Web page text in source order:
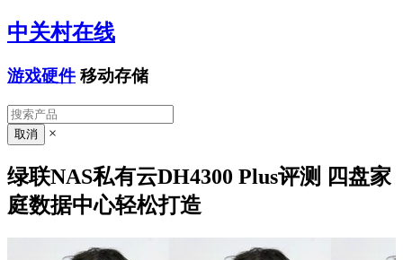
中关村在线
游戏硬件 移动存储
×
绿联NAS私有云DH4300 Plus评测 四盘家
庭数据中心轻松打造